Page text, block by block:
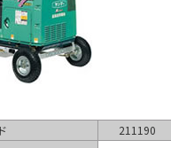
211190